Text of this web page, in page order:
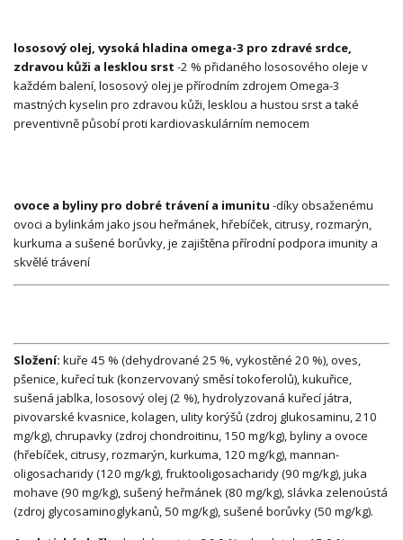
lososový olej, vysoká hladina omega-3 pro zdravé srdce,
zdravou kůži a lesklou srst -2 % přidaného lososového oleje v
každém balení, lososový olej je přírodním zdrojem Omega-3
mastných kyselin pro zdravou kůži, lesklou a hustou srst a také
preventivně působí proti kardiovaskulárním nemocem
ovoce a byliny pro dobré trávení a imunitu -díky obsaženému
ovoci a bylinkám jako jsou heřmánek, hřebíček, citrusy, rozmarýn,
kurkuma a sušené borůvky, je zajištěna přírodní podpora imunity a
skvělé trávení
Složení: kuře 45 % (dehydrované 25 %, vykostěné 20 %), oves,
pšenice, kuřecí tuk (konzervovaný směsí tokoferolů), kukuřice,
sušená jablka, lososový olej (2 %), hydrolyzovaná kuřecí játra,
pivovarské kvasnice, kolagen, ulity korýšů (zdroj glukosaminu, 210
mg/kg), chrupavky (zdroj chondroitinu, 150 mg/kg), byliny a ovoce
(hřebíček, citrusy, rozmarýn, kurkuma, 120 mg/kg), mannan-
oligosacharidy (120 mg/kg), fruktooligosacharidy (90 mg/kg), juka
mohave (90 mg/kg), sušený heřmánek (80 mg/kg), slávka zelenoústá
(zdroj glycosaminoglykanů, 50 mg/kg), sušené borůvky (50 mg/kg).